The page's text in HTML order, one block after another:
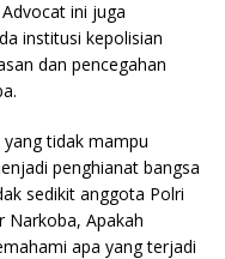
ini juga
institusi kepolisian
dan pencegahan
yang tidak mampu
penghianat bangsa
sedikit anggota Polri
Narkoba, Apakah
apa yang terjadi